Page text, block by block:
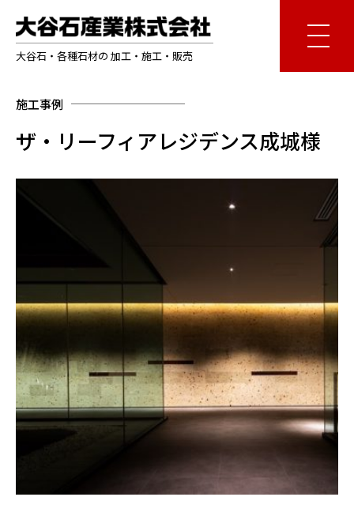
大谷石・各種石材の 加工・施工・販売
施工事例
ザ・リーフィアレジデンス成城様